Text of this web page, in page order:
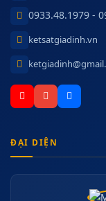
0933.48.1979 -
ketsatgiadinh.vn
ĐẠI DIỆN